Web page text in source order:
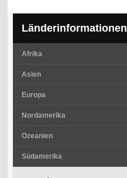
Länderinformationen
Afrika
Asien
Europa
Nordamerika
Ozeanien
Südamerika